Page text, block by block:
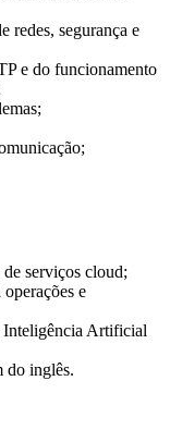
redes, segurança e
e do funcionamento
serviços cloud;
e
Inteligência Artificial
do inglês.